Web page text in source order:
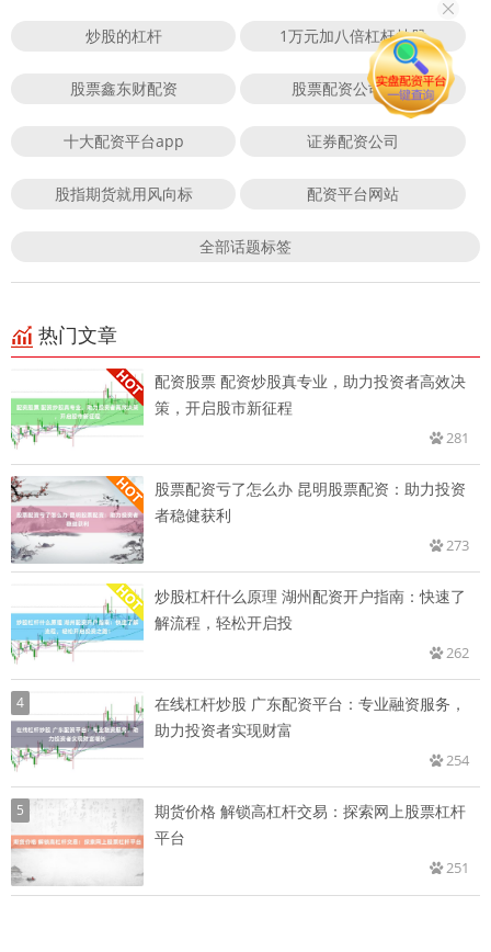
炒股的杠杆 1万元加八倍杠杆炒股
股票鑫东财配资 股票配资公司官方
十大配资平台app 证券配资公司
股指期货就用风向标 配资平台网站
全部话题标签
热门文章
配资股票 配资炒股真专业，助力投资者高效决
策，开启股市新征程
281
股票配资亏了怎么办 昆明股票配资：助力投资
者稳健获利
273
炒股杠杆什么原理 湖州配资开户指南：快速了
解流程，轻松开启投
262
4
在线杠杆炒股 广东配资平台：专业融资服务，
助力投资者实现财富
254
5
期货价格 解锁高杠杆交易：探索网上股票杠杆
平台
251